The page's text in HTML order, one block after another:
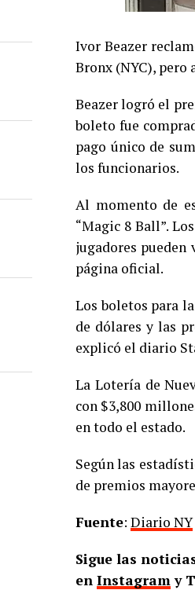
Ivor Beazer
Bronx (NYC),
Beazer logró el
boleto fue
pago único de
los funcionarios.
Al momento de
“Magic 8 Ball”.
jugadores
página oficial.
Los boletos para
de dólares y las
explicó el diario
La Lotería de
con $3,800
en todo el estado.
Según las
de premios
Fuente: Diario NY
Sigue las
en Instagramy